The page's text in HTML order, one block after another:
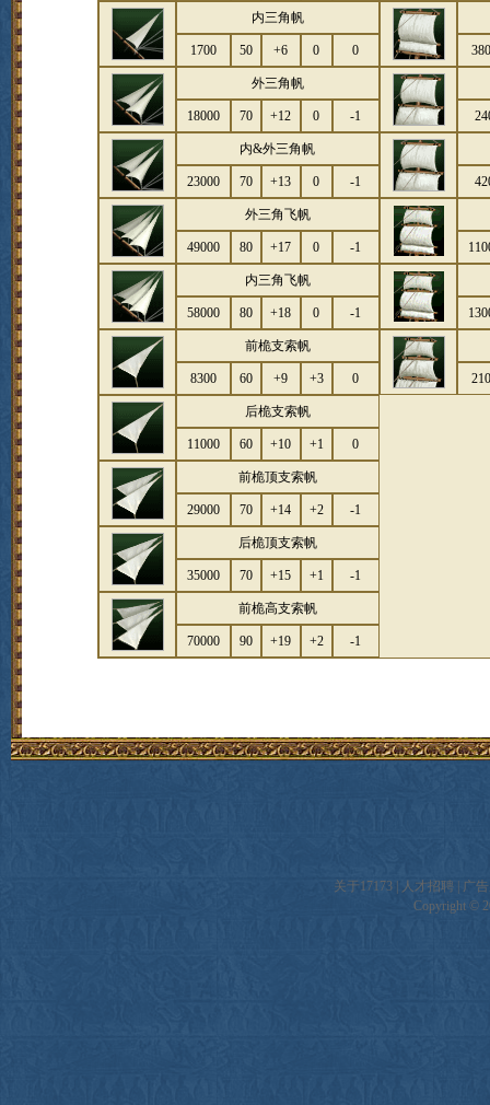
内三角帆
1700 50 +6 0 0
外三角帆
18000 70 +12 0 -1
内&外三角帆
23000 70 +13 0 -1
外三角飞帆
49000 80 +17 0 -1
内三角飞帆
58000 80 +18 0 -1
前桅支索帆
8300 60 +9 +3 0
后桅支索帆
11000 60 +10 +1 0
前桅顶支索帆
29000 70 +14 +2 -1
后桅顶支索帆
35000 70 +15 +1 -1
前桅高支索帆
70000 90 +19 +2 -1
关于17173 人才招聘
广
Copyright ©